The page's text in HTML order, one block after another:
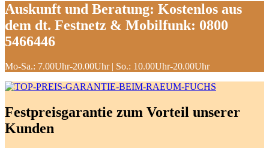
Auskunft und Beratung: Kostenlos aus
dem dt. Festnetz & Mobilfunk: 0800
5466446
Mo-Sa.: 7.00Uhr-20.00Uhr | So.: 10.00Uhr-20.00Uhr
Festpreisgarantie zum Vorteil unserer
Kunden